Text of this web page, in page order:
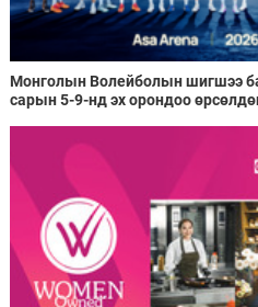
Монголын Волейболын шигшээ
сарын 5-9-нд эх орондоо